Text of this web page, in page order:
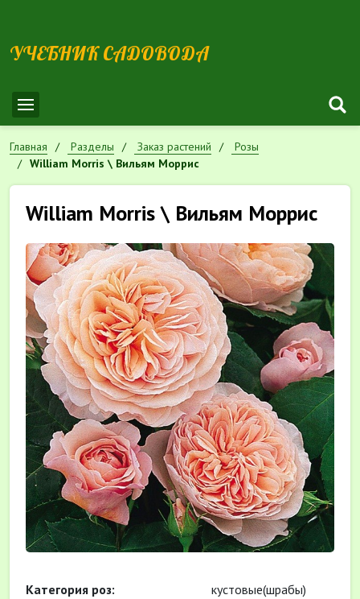
УЧЕБНИК САДОВОДА
Главная Разделы Заказ растений
Розы
William Morris \ Вильям Моррис
William Morris \ Вильям Моррис
Категория роз:
кустовые(шрабы)